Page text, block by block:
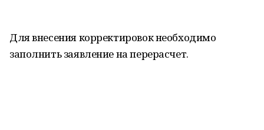
Для внесения корректировок необходимо
заполнить заявление на перерасчет.